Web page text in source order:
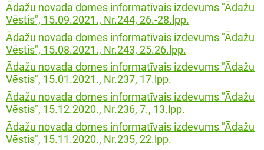
Ādažu novada domes informatīvais izdevums "Ādažu
Vēstis", 15.09.2021., Nr.244, 26.-28.lpp.
Ādažu novada domes informatīvais izdevums "Ādažu
Vēstis", 15.08.2021., Nr.243, 25.26.lpp.
Ādažu novada domes informatīvais izdevums "Ādažu
Vēstis", 15.01.2021., Nr.237, 17.lpp.
Ādažu novada domes informatīvais izdevums "Ādažu
Vēstis", 15.12.2020., Nr.236, 7., 13.lpp.
Ādažu novada domes informatīvais izdevums "Ādažu
Vēstis", 15.11.2020., Nr.235, 22.lpp.
semināri
iesniegumu vērtēšanas rezultāti